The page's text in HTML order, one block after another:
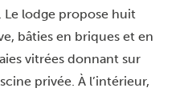
lodge propose huit
bâties en briques et en
vitrées donnant sur
privée. À l’intérieur,